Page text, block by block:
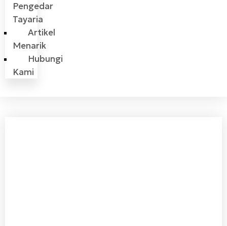
Pengedar
Tayaria
Artikel
Menarik
Hubungi
Kami